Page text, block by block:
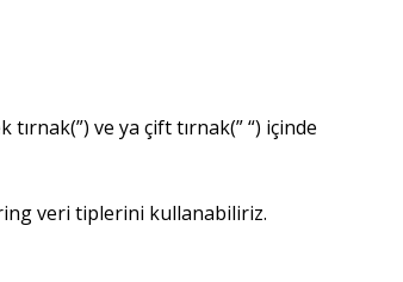
ve ya çift tırnak(” “) içinde
veri tiplerini kullanabiliriz.